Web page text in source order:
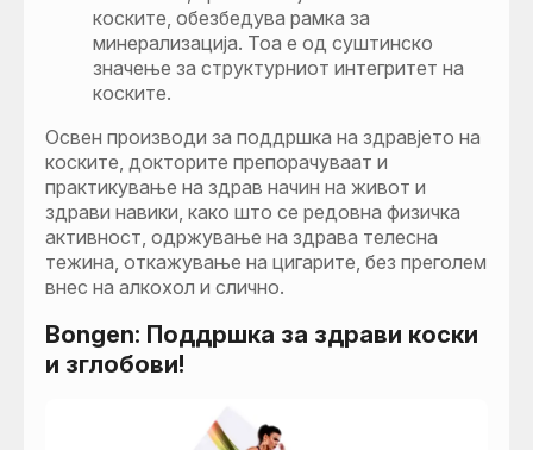
коските, обезбедува рамка за
минерализација. Тоа е од суштинско
значење за структурниот интегритет на
коските.
Освен производи за поддршка на здравјето на
коските, докторите препорачуваат и
практикување на здрав начин на живот и
здрави навики, како што се редовна физичка
активност, одржување на здрава телесна
тежина, откажување на цигарите, без преголем
внес на алкохол и слично.
Bongen: Поддршка за здрави коски
и зглобови!